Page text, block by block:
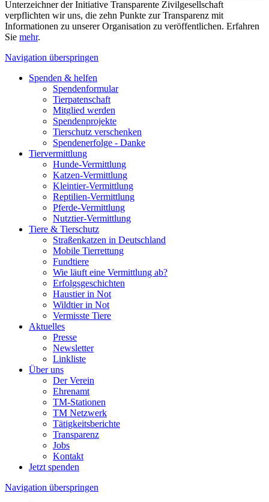
Unterzeichner der Initiative Transparente Zivilgesellschaft
verpflichten wir uns, die zehn Punkte zur Transparenz mit
Informationen zu unserer Organisation zu veröffentlichen. Erfahren
Sie mehr.
Navigation überspringen
Spenden & helfen
Spendenformular
Tierpatenschaft
Mitglied werden
Spendenprojekte
Tierschutz verschenken
Spendenerfolge - Danke
Tiervermittlung
Hunde-Vermittlung
Katzen-Vermittlung
Kleintier-Vermittlung
Reptilien-Vermittlung
Pferde-Vermittlung
Nutztier-Vermittlung
Tiere & Tierschutz
Straßenkatzen in Deutschland
Mobile Tierrettung
Fundtiere
Wie läuft eine Vermittlung ab?
Erfolgsgeschichten
Haustier in Not
Wildtier in Not
Vermisste Tiere
Aktuelles
Presse
Newsletter
Linkliste
Über uns
Der Verein
Ehrenamt
TM-Stationen
TM Netzwerk
Tätigkeitsberichte
Transparenz
Jobs
Kontakt
Jetzt spenden
Navigation überspringen